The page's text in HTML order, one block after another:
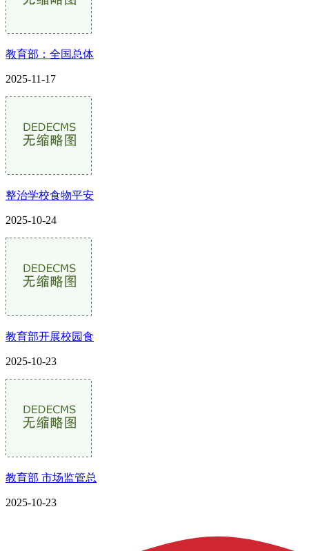
教育部：全国总体
2025-11-17
整治学校食物平安
2025-10-24
教育部开展校园食
2025-10-23
教育部 市场监管总
2025-10-23